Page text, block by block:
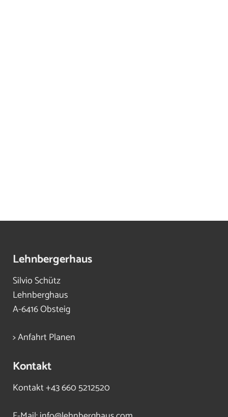
Lehnbergerhaus
Silvio Schütz
Lehnberghaus
A-6416 Obsteig
> Anfahrt Planen
Kontakt
Kontakt+43 660 5212520